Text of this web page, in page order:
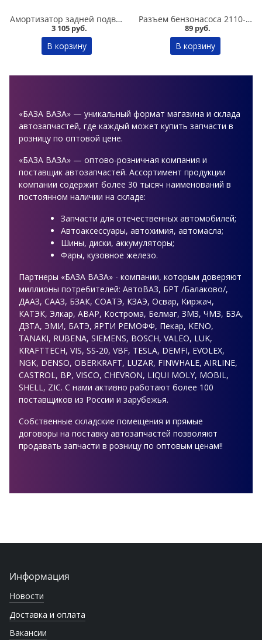
Амортизатор задней подвески 2108-09 /комфорт/ DEMFI в Омске
3 105 руб.
В корзину
Разъем бензонасоса 2110-2112 /верхний/ на корпусе в Омске
89 руб.
В корзину
«БАЗА ВАЗА» — уникальный формат магазина и склада
автозапчастей, где каждый может купить запчасти в
розницу по оптовой цене.
«БАЗА ВАЗА» — оптово-розничная компания и
поставщик автозапчастей. Ассортимент продукции
компании содержит более 30 тысяч наименований в
постоянном наличии на складе:
Запчасти для отечественных автомобилей;
Автоаксессуары, автохимия, автомасла;
Шины, диски, аккумуляторы;
Фары, кузовное железо.
Партнеры «БАЗА ВАЗА» - компании, которым доверяют
миллионы потребителей: АвтоВАЗ, БРТ /Балаково/,
ДААЗ, СААЗ, БЗАК, СОАТЭ, КЗАЭ, Освар, Киржач,
КАТЭК, Элкар, АВАР, Кострома, Белмаг, ЗМЗ, ЧМЗ, БЗА,
ДЗТА, ЭМИ, БАТЭ, ЯРТИ РЕМОФФ, Пекар, KENO,
TANAKI, RUBENA, SIEMENS, BOSCH, VALEO, LUK,
KRAFTTECH, VIS, SS-20, VBF, TESLA, DEMFI, EVOLEX,
NGK, DENSO, OBERKRAFT, LUZAR, FINWHALE, AIRLINE,
CASTROL, BP, VISСO, CHEVRON, LIQUI МOLY, MOBIL,
SHELL, ZIC. С нами активно работают более 100
поставщиков из России и зарубежья.
Собственные складские помещения и прямые
договоры на поставку автозапчастей позволяют
продавать запчасти в розницу по оптовым ценам!!
Информация
Новости
Доставка и оплата
Вакансии